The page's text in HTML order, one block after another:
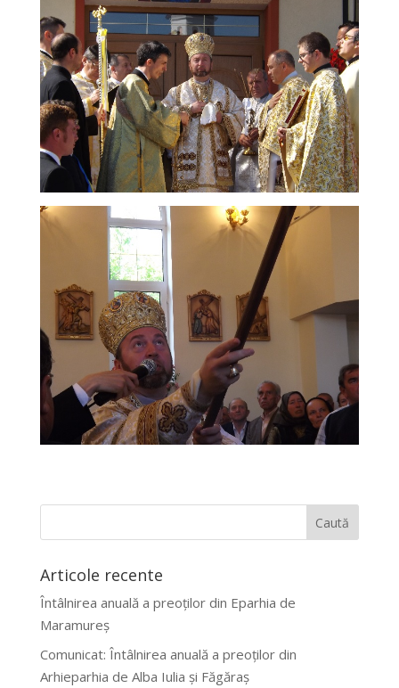
Articole recente
Întâlnirea anuală a preoților din Eparhia de
Maramureș
Comunicat: Întâlnirea anuală a preoților din
Arhieparhia de Alba Iulia și Făgăraș